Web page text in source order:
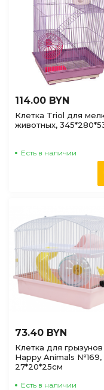
114.00 BYN
Клетка Triol для
животных,
Есть в наличии
73.40 BYN
Клетка для грызунов
Happy Animals №169,
27*20*25см
Есть в наличии